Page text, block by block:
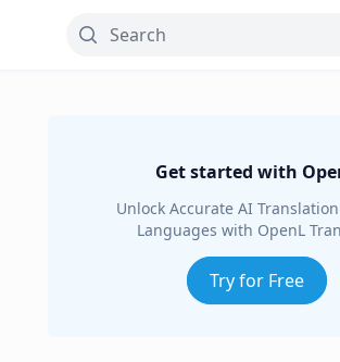
Get started with
Unlock Accurate AI
Languages with OpenL
Try for Free